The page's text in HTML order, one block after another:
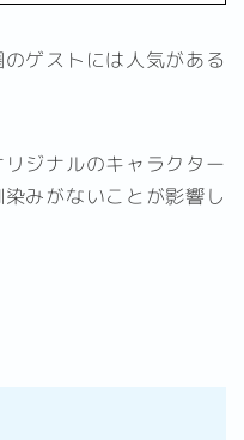
ゲストには人気がある
ジナルのキャラクター
みがないことが影響し